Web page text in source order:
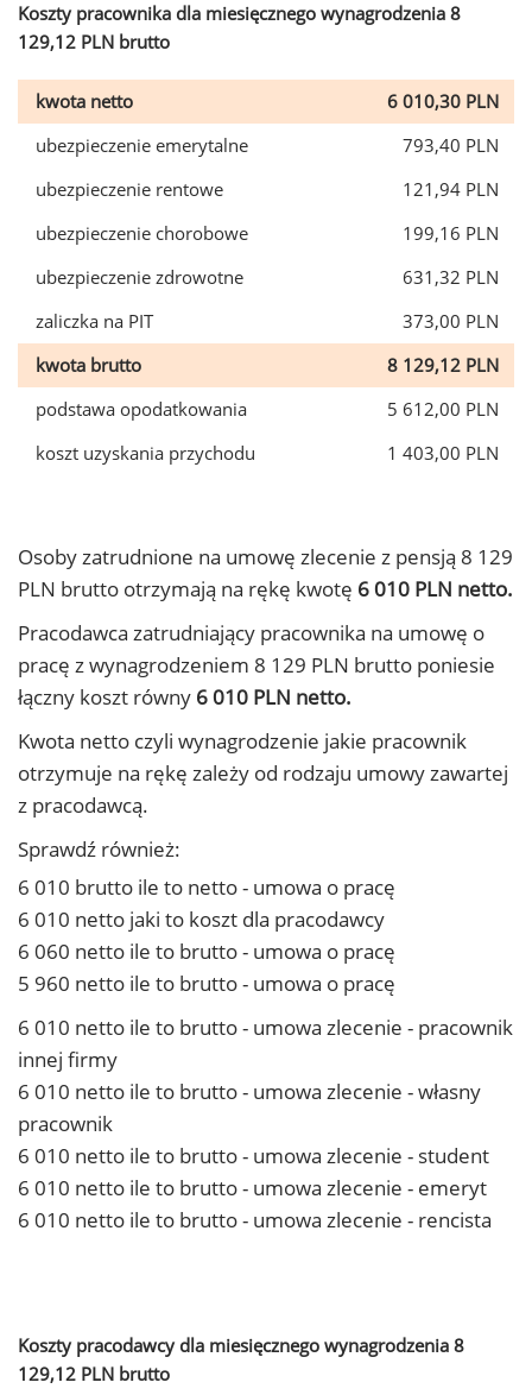
Koszty pracownika dla miesięcznego wynagrodzenia 8
129,12 PLN brutto
kwota netto
6 010,30 PLN
ubezpieczenie emerytalne
793,40 PLN
ubezpieczenie rentowe
121,94 PLN
ubezpieczenie chorobowe
199,16 PLN
ubezpieczenie zdrowotne
631,32 PLN
zaliczka na PIT
373,00 PLN
kwota brutto
8 129,12 PLN
podstawa opodatkowania
5 612,00 PLN
koszt uzyskania przychodu
1 403,00 PLN
Osoby zatrudnione na umowę zlecenie z pensją 8 129
PLN brutto otrzymają na rękę kwotę 6 010 PLN netto.
Pracodawca zatrudniający pracownika na umowę o
pracę z wynagrodzeniem 8 129 PLN brutto poniesie
łączny koszt równy 6 010 PLN netto.
Kwota netto czyli wynagrodzenie jakie pracownik
otrzymuje na rękę zależy od rodzaju umowy zawartej
z pracodawcą.
Sprawdź również:
6 010 brutto ile to netto - umowa o pracę
6 010 netto jaki to koszt dla pracodawcy
6 060 netto ile to brutto - umowa o pracę
5 960 netto ile to brutto - umowa o pracę
6 010 netto ile to brutto - umowa zlecenie - pracownik
innej firmy
6 010 netto ile to brutto - umowa zlecenie - własny
pracownik
6 010 netto ile to brutto - umowa zlecenie - student
6 010 netto ile to brutto - umowa zlecenie - emeryt
6 010 netto ile to brutto - umowa zlecenie - rencista
Koszty pracodawcy dla miesięcznego wynagrodzenia 8
129,12 PLN brutto